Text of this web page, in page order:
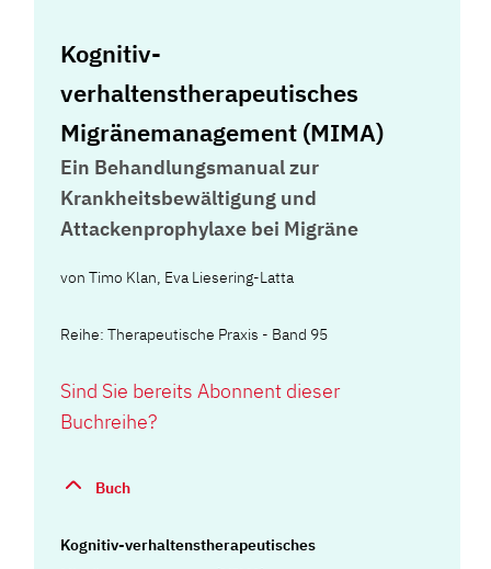
Kognitiv-
verhaltenstherapeutisches
Migränemanagement (MIMA)
Ein Behandlungsmanual zur
Krankheitsbewältigung und
Attackenprophylaxe bei Migräne
vonTimo Klan, Eva Liesering-Latta
Reihe: Therapeutische Praxis - Band 95
Sind Sie bereits Abonnent dieser
Buchreihe?
Buch
Kognitiv-verhaltenstherapeutisches